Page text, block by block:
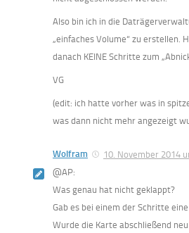
Also bin ich in die
„einfaches Volume“ zu erstellen.
danach KEINE Schritte zum
VG
(edit: ich hatte vorher was in
was dann nicht mehr angezeigt
Wolfram
10. November 2014
@AP:
Was genau hat nicht geklappt?
Gab es bei einem der Schritte
Wurde die Karte abschließend